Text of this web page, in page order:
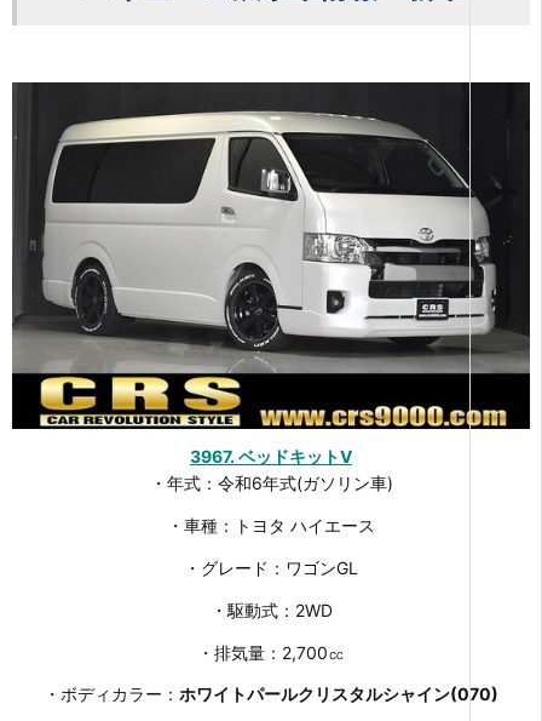
3967. ベッドキットⅤ
・年式：令和6年式(ガソリン車)
・車種：トヨタ ハイエース
・グレード：ワゴンGL
・駆動式：2WD
・排気量：2,700㏄
・ボディカラー： ホワイトパールクリスタルシャイン(070)